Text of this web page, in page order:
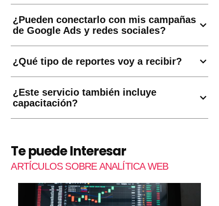
¿Pueden conectarlo con mis campañas
de Google Ads y redes sociales?
¿Qué tipo de reportes voy a recibir?
¿Este servicio también incluye
capacitación?
Te puede Interesar
ARTÍCULOS SOBRE ANALÍTICA WEB